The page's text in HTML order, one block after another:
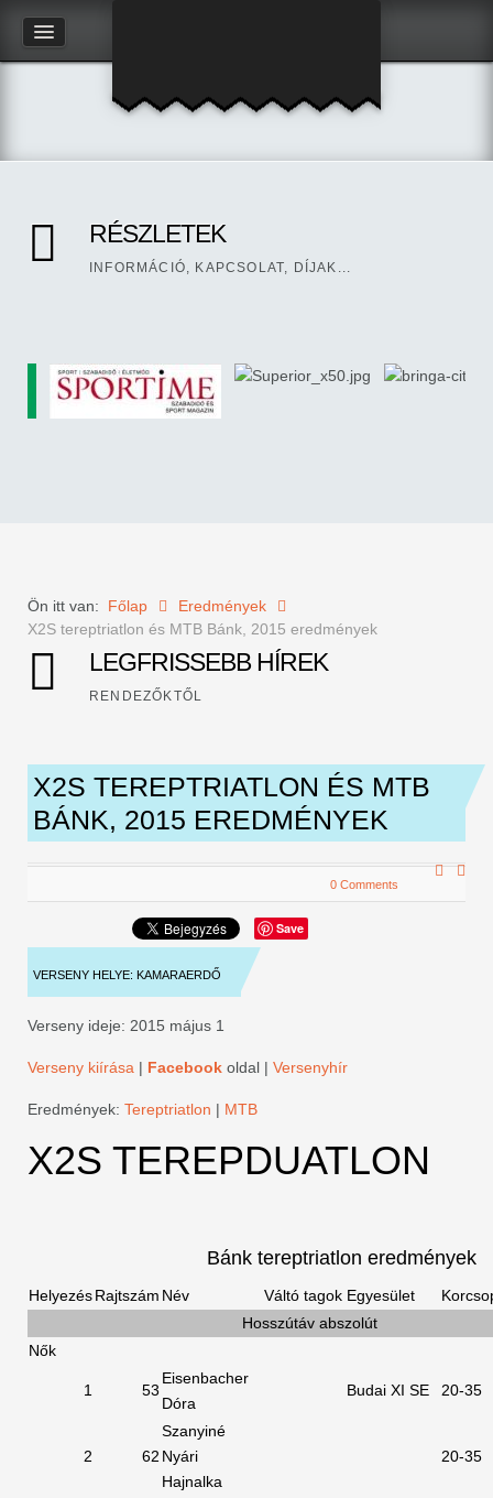
RÉSZLETEK
INFORMÁCIÓ, KAPCSOLAT, DÍJAK...
Ön itt van: Főlap
Eredmények
X2S tereptriatlon és MTB Bánk, 2015 eredmények
LEGFRISSEBB HÍREK
RENDEZŐKTŐL
X2S TEREPTRIATLON ÉS MTB
BÁNK, 2015 EREDMÉNYEK
0 Comments
Save
VERSENY HELYE: KAMARAERDŐ
Verseny ideje: 2015 május 1
Verseny kiírása | Facebook oldal | Versenyhír
Eredmények: Tereptriatlon | MTB
X2S TEREPDUATLON
Bánk tereptriatlon eredmények
HelyezésRajtszám Név Váltó tagok Egyesület
Hosszútáv abszolút
Nők
1 53
Eisenbacher
Dóra
Budai XI SE 20-35
2 62
Szanyiné
Nyári
Hajnalka
20-35